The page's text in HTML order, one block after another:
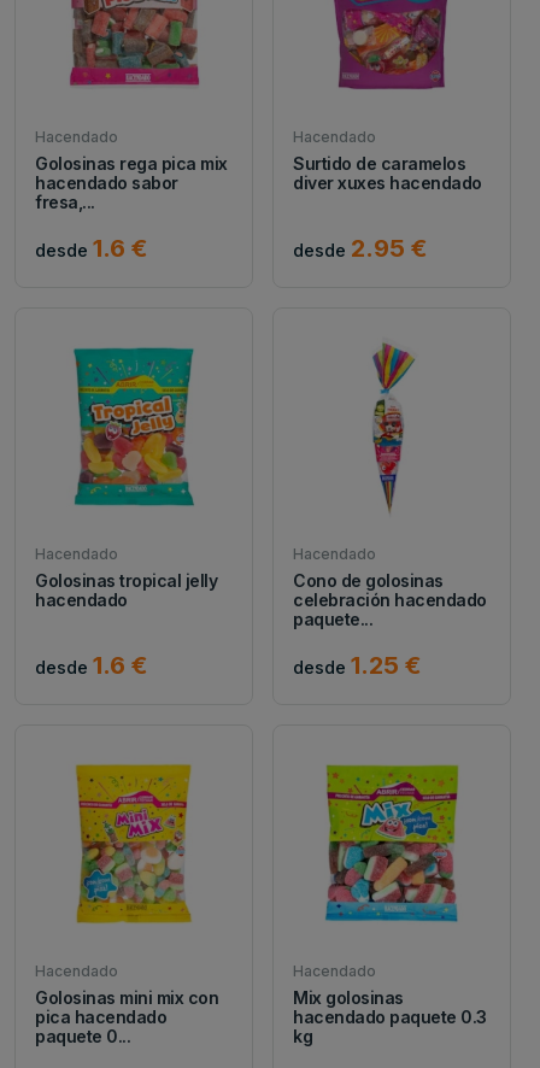
Hacendado
Golosinas rega pica mix
hacendado sabor
fresa,...
desde 1.6 €
Hacendado
Surtido de caramelos
diver xuxes hacendado
desde 2.95 €
Hacendado
Golosinas tropical jelly
hacendado
desde 1.6 €
Hacendado
Cono de golosinas
celebración hacendado
paquete...
desde 1.25 €
Hacendado
Golosinas mini mix con
pica hacendado
paquete 0...
Hacendado
Mix golosinas
hacendado paquete 0.3
kg